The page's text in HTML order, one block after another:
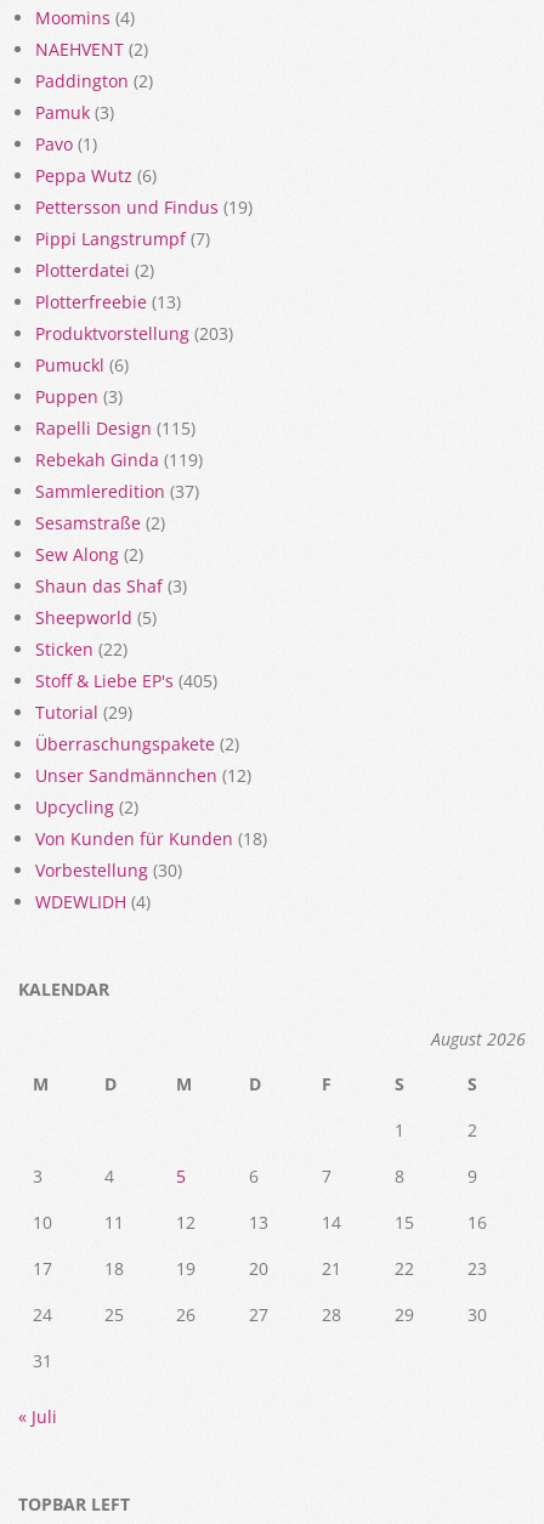
Moomins (4)
NAEHVENT (2)
Paddington (2)
Pamuk (3)
Pavo (1)
Peppa Wutz (6)
Pettersson und Findus (19)
Pippi Langstrumpf(7)
Plotterdatei (2)
Plotterfreebie (13)
Produktvorstellung (203)
Pumuckl (6)
Puppen (3)
Rapelli Design (115)
Rebekah Ginda (119)
Sammleredition (37)
Sesamstraße (2)
Sew Along (2)
Shaun das Shaf(3)
Sheepworld (5)
Sticken (22)
Stoff & Liebe EP's (405)
Tutorial (29)
Überraschungspakete (2)
Unser Sandmännchen (12)
Upcycling (2)
Von Kunden für Kunden (18)
Vorbestellung (30)
WDEWLIDH (4)
KALENDAR
August 2026
M
D M D F S
S
1
2
3
4 5 6 7 8
9
10
11 12 13 14 15
16
17
18 19 20 21 22
23
24
25 26 27 28 29
30
31
« Juli
TOPBAR LEFT